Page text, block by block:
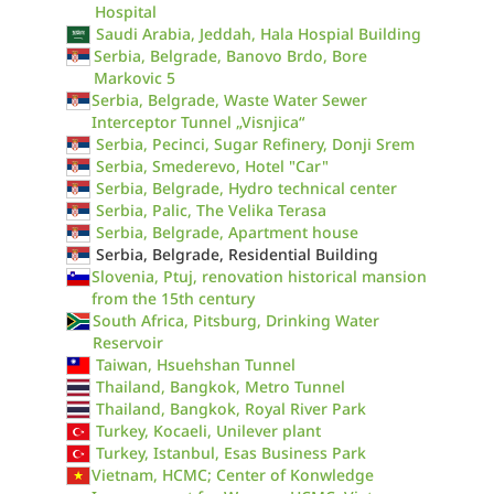
Hospital
Saudi Arabia, Jeddah, Hala Hospial Building
Serbia, Belgrade, Banovo Brdo, Bore
Markovic 5
Serbia, Belgrade, Waste Water Sewer
Interceptor Tunnel „Visnjica“
Serbia, Pecinci, Sugar Refinery, Donji Srem
Serbia, Smederevo, Hotel "Car"
Serbia, Belgrade, Hydro technical center
Serbia, Palic, The Velika Terasa
Serbia, Belgrade, Apartment house
Serbia, Belgrade, Residential Building
Slovenia, Ptuj, renovation historical mansion
from the 15th century
South Africa, Pitsburg, Drinking Water
Reservoir
Taiwan, Hsuehshan Tunnel
Thailand, Bangkok, Metro Tunnel
Thailand, Bangkok, Royal River Park
Turkey, Kocaeli, Unilever plant
Turkey, Istanbul, Esas Business Park
Vietnam, HCMC; Center of Konwledge